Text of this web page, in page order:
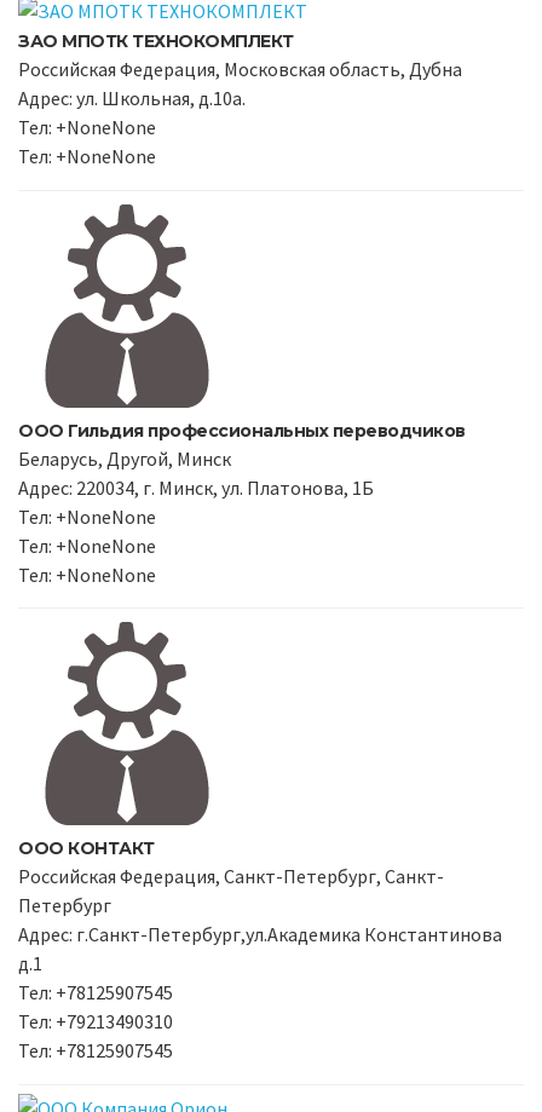
ЗАО МПОТК ТЕХНОКОМПЛЕКТ
Российская Федерация, Московская область, Дубна
Адрес: ул. Школьная, д.10а.
Тел: +NoneNone
Тел: +NoneNone
ООО Гильдия профессиональных переводчиков
Беларусь, Другой, Минск
Адрес: 220034, г. Минск, ул. Платонова, 1Б
Тел: +NoneNone
Тел: +NoneNone
Тел: +NoneNone
ООО КОНТАКТ
Российская Федерация, Санкт-Петербург, Санкт-
Петербург
Адрес: г.Санкт-Петербург,ул.Академика Константинова
д.1
Тел: +78125907545
Тел: +79213490310
Тел: +78125907545